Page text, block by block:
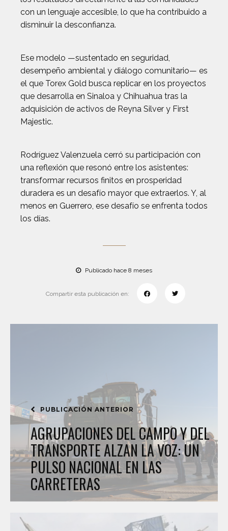
con un lenguaje accesible, lo que ha contribuido a
disminuir la desconfianza.
Ese modelo —sustentado en seguridad,
desempeño ambiental y diálogo comunitario— es
el que Torex Gold busca replicar en los proyectos
que desarrolla en Sinaloa y Chihuahua tras la
adquisición de activos de Reyna Silver y First
Majestic.
Rodríguez Valenzuela cerró su participación con
una reflexión que resonó entre los asistentes:
transformar recursos finitos en prosperidad
duradera es un desafío mayor que extraerlos. Y, al
menos en Guerrero, ese desafío se enfrenta todos
los días.
Publicado hace 8 meses
Compartir esta publicación en:
PUBLICACIÓN ANTERIOR
AGRUPACIONES DEL CAMPO Y DEL
TRANSPORTE ALZAN LA VOZ: UN
PULSO NACIONAL EN LAS
CARRETERAS